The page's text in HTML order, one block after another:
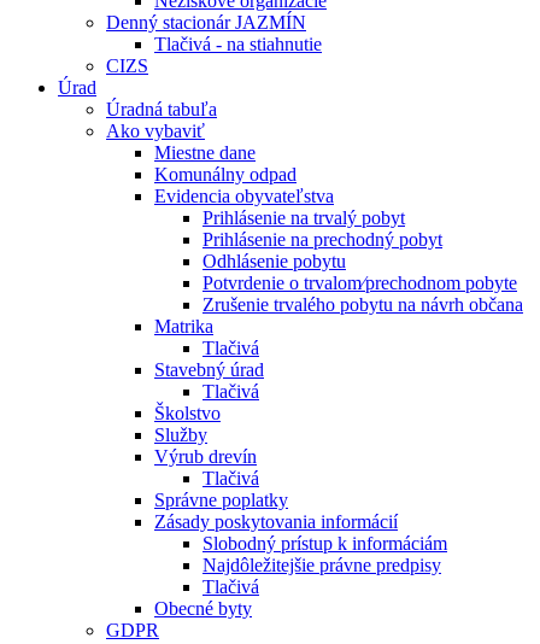
Denný stacionár JAZMÍN
Tlačivá - na stiahnutie
CIZS
Úrad
Úradná tabuľa
Ako vybaviť
Miestne dane
Komunálny odpad
Evidencia obyvateľstva
Prihlásenie na trvalý pobyt
Prihlásenie na prechodný pobyt
Odhlásenie pobytu
Potvrdenie o trvalom⁄prechodnom pobyte
Zrušenie trvalého pobytu na návrh občana
Matrika
Tlačivá
Stavebný úrad
Tlačivá
Školstvo
Služby
Výrub drevín
Tlačivá
Správne poplatky
Zásady poskytovania informácií
Slobodný prístup k informáciám
Najdôležitejšie právne predpisy
Tlačivá
Obecné byty
GDPR